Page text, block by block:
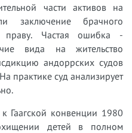
части активов на
заключение брачного
праву. Частая ошибка -
вида на жительство
андоррских судов
практике суд анализирует
Гаагской конвенции 1980
детей в полном